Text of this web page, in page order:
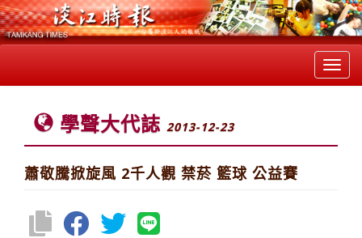
學聲大代誌 2013-12-23
蕭敬騰掀旋風 2千人觀 禁菸 籃球 公益賽